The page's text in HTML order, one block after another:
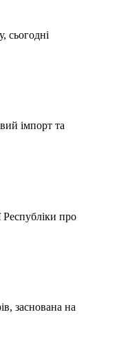
сьогодні
імпорт та
про
заснована на